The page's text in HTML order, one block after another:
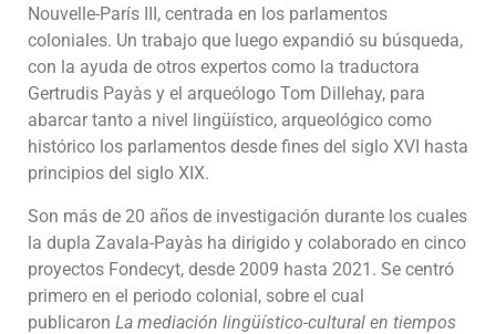
Nouvelle-París III, centrada en los parlamentos
coloniales. Un trabajo que luego expandió su búsqueda,
con la ayuda de otros expertos como la traductora
Gertrudis Payàs y el arqueólogo Tom Dillehay, para
abarcar tanto a nivel lingüístico, arqueológico como
histórico los parlamentos desde fines del siglo XVI hasta
principios del siglo XIX.
Son más de 20 años de investigación durante los cuales
la dupla Zavala-Payàs ha dirigido y colaborado en cinco
proyectos Fondecyt, desde 2009 hasta 2021. Se centró
primero en el periodo colonial, sobre el cual
publicaron La mediación lingüístico-cultural en tiempos